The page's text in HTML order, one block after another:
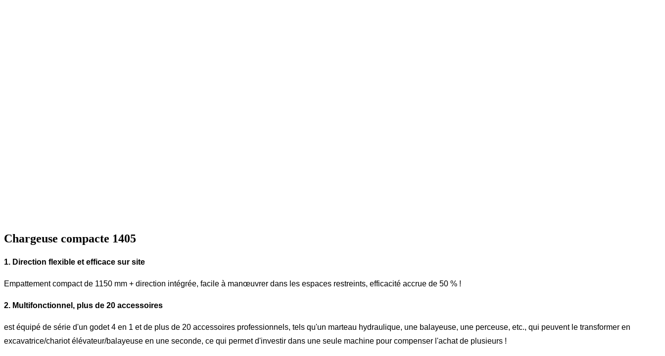
Chargeuse compacte 1405
1. Direction flexible et efficace sur site
Empattement compact de 1150 mm + direction intégrée, facile à manœuvrer dans les espaces restreints, efficacité accrue de 50 % !
2. Multifonctionnel, plus de 20 accessoires
est équipé de série d'un godet 4 en 1 et de plus de 20 accessoires professionnels, tels qu'un marteau hydraulique, une balayeuse, une perceuse, etc., qui peuvent le transformer en
excavatrice/chariot élévateur/balayeuse en une seconde, ce qui permet d'investir dans une seule machine pour compenser l'achat de plusieurs !